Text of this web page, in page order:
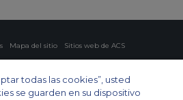
Mapa del sitio
Sitios web de ACS
Chárter de carga Guía de aviones
todas las cookies”, usted
se guarden en su dispositivo